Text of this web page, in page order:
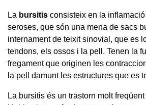
La bursitis consisteix en la
seroses, que són una mena de sacs
internament de teixit sinovial, que es
tendons, els ossos i la pell. Tenen la
fregament que originen les
la pell damunt les estructures que es
La bursitis és un trastorn molt